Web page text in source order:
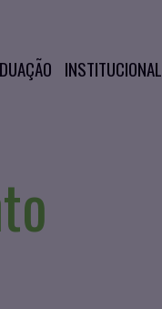
INSTITUCIONAL